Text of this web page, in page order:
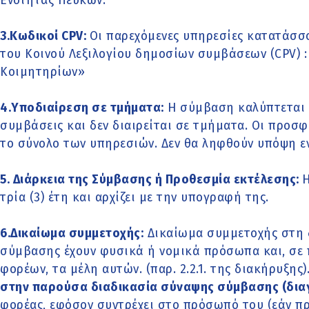
3.Κωδικοί CPV: Οι παρεχόμενες υπηρεσίες
του Κοινού Λεξιλογίου δημοσίων συμβάσεων (CPV)
Κοιμητηρίων»
4.Υποδιαίρεση σε τμήματα: Η σύμβαση καλύπτεται
συμβάσεις και δεν διαιρείται σε τμήματα. Οι
το σύνολο των υπηρεσιών. Δεν θα ληφθούν υπόψη
5. Διάρκεια της Σύμβασης ή Προθεσμία εκτέλεσης:
τρία (3) έτη και αρχίζει με την υπογραφή της.
6.Δικαίωμα συμμετοχής: Δικαίωμα συμμετοχής στη
σύμβασης έχουν φυσικά ή νομικά πρόσωπα και,
φορέων, τα μέλη αυτών. (παρ. 2.2.1. της
στην παρούσα διαδικασία σύναψης σύμβασης
φορέας, εφόσον συντρέχει στο πρόσωπό του (εάν